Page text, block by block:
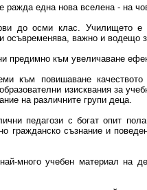
ражда една нова вселена - на
до осми клас. Училището
осъвременява, важно и водещо
предимно към увеличаване
към повишаване
изисквания за
на различните групи деца.
педагози с богат опит
гражданско съзнание и
много учебен материал на